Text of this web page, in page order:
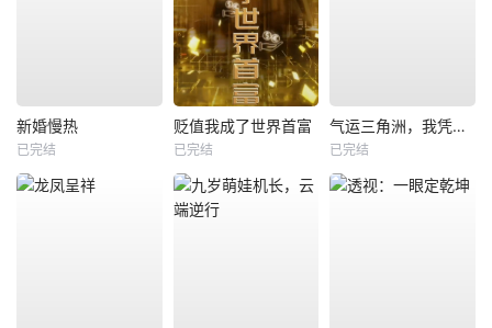
新婚慢热
已完结
贬值我成了世界首富
已完结
气运三角洲，我凭操作吊打全球
已完结